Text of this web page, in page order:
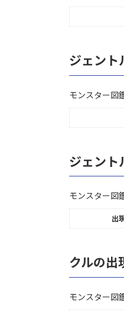
ジェント
モンスター図
ジェント
モンスター図
出
クルの出
モンスター図